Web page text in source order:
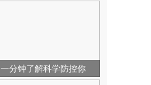
一分钟了解科学防控你